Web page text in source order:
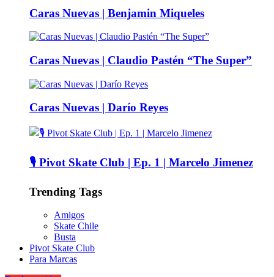
Caras Nuevas | Benjamin Miqueles
Caras Nuevas | Claudio Pastén “The Super”
Caras Nuevas | Darío Reyes
🎙️ Pivot Skate Club | Ep. 1 | Marcelo Jimenez
Trending Tags
Amigos
Skate Chile
Busta
Pivot Skate Club
Para Marcas